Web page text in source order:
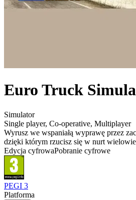
Euro Truck
Simulator
Single player, Co-operative, Multiplayer
Wyrusz we wspaniałą wyprawę przez
dzięki którym rzucisz się w nurt
Edycja cyfrowaPobranie cyfrowe
PEGI 3
Platforma